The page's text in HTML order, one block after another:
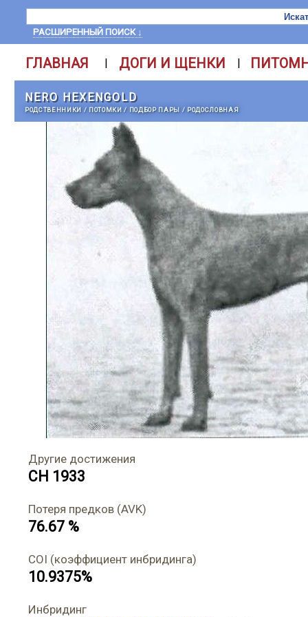
РАСШИРЕННЫЙ ПОИСК ↓
ГЛАВНАЯ | ДОГИ И ЩЕНКИ |
NERO HEXENGOLD
РОДСТВЕННИКИ / ПОТОМКИ/ ПОДБОР ПАРЫ / РОДОСЛОВНАЯ
Другие достижения
CH 1933
Потеря предков (AVK)
76.67 %
COI (коэффициент инбридинга)
10.9375%
Инбридинг